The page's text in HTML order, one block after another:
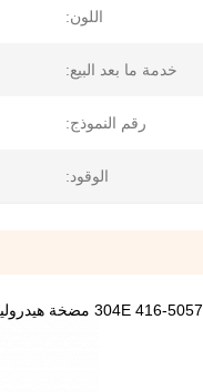
اللون:
خدمة ما بعد البيع:
رقم النموذج:
الوقود:
416-5057 304E مضخة هيدروليكية PSVD2-21E kayaba kyb psvd2-13e psvd2-17e psvd2-18e psvd2-21e psvd2-26e psvd2-27e مضخة رئيسية